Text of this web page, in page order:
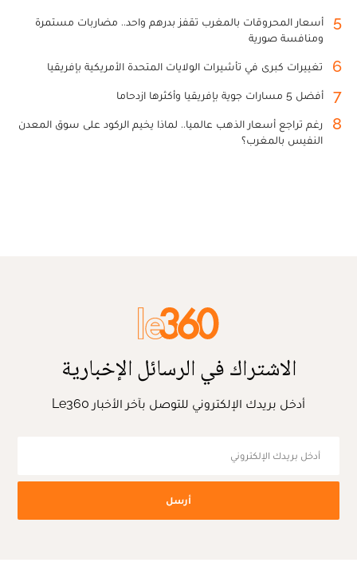
5
أسعار المحروقات بالمغرب تقفز بدرهم واحد.. مضاربات مستمرة
ومنافسة صورية
6 تغييرات كبرى في تأشيرات الولايات المتحدة الأمريكية بإفريقيا
7 أفضل 5 مسارات جوية بإفريقيا وأكثرها ازدحاما
8
رغم تراجع أسعار الذهب عالميا.. لماذا يخيم الركود على سوق المعدن
النفيس بالمغرب؟
الاشتراك في الرسائل الإخبارية
أدخل بريدك الإلكتروني للتوصل بآخر الأخبار Le360
أرسل